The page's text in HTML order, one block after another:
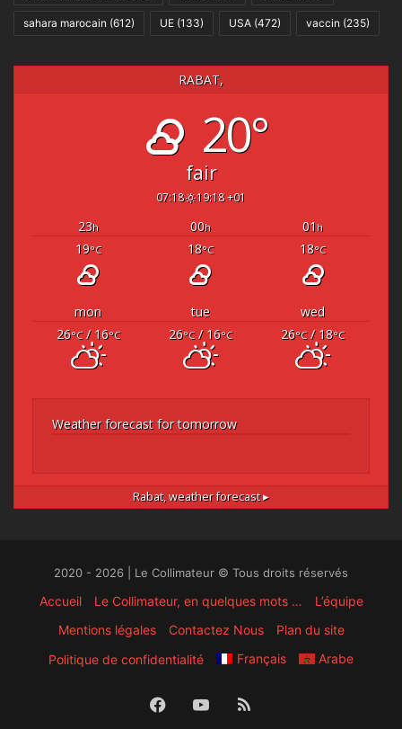
sahara marocain (612) UE (133) USA (472) vaccin (235)
RABAT,
20°
fair
07:18 19:18 +01
23h 00h 01 h
19°C 18°C 18°C
mon tue
wed
26°C/ 16°C 26°C/ 16°C 26°C/ 18°C
Weather forecast for tomorrow
Rabat,weather forecast ▸
2020 - 2026 | Le Collimateur © Tous droits réservés
Accueil Le Collimateur, en quelques mots …
L’équipe
Mentions légales
Contactez Nous
Plan du site
Politique de confidentialité
Français Arabe
FacebookYouTube